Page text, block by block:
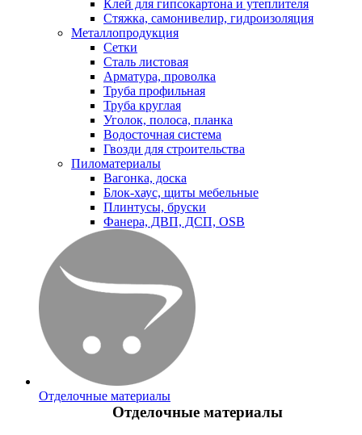
Клей для гипсокартона и утеплителя
Стяжка, самонивелир, гидроизоляция
Металлопродукция
Сетки
Сталь листовая
Арматура, проволка
Труба профильная
Труба круглая
Уголок, полоса, планка
Водосточная система
Гвозди для строительства
Пиломатериалы
Вагонка, доска
Блок-хаус, щиты мебельные
Плинтусы, бруски
Фанера, ДВП, ДСП, OSB
Отделочные материалы
Отделочные материалы